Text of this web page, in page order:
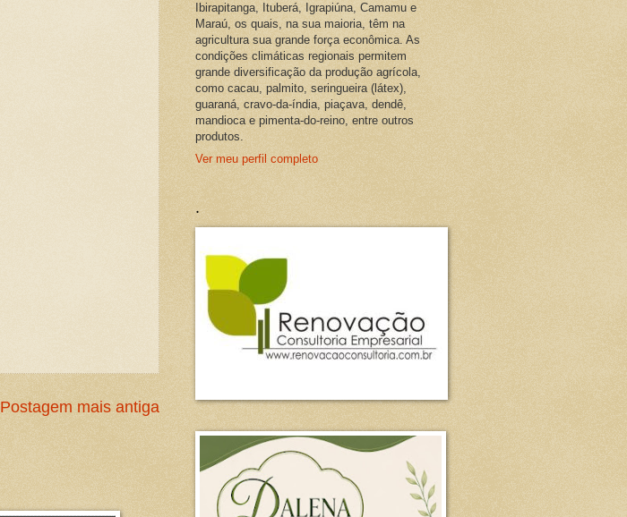
Postagem mais antiga
Ibirapitanga, Ituberá, Igrapiúna, Camamu e
Maraú, os quais, na sua maioria, têm na
agricultura sua grande força econômica. As
condições climáticas regionais permitem
grande diversificação da produção agrícola,
como cacau, palmito, seringueira (látex),
guaraná, cravo-da-índia, piaçava, dendê,
mandioca e pimenta-do-reino, entre outros
produtos.
Ver meu perfil completo
.